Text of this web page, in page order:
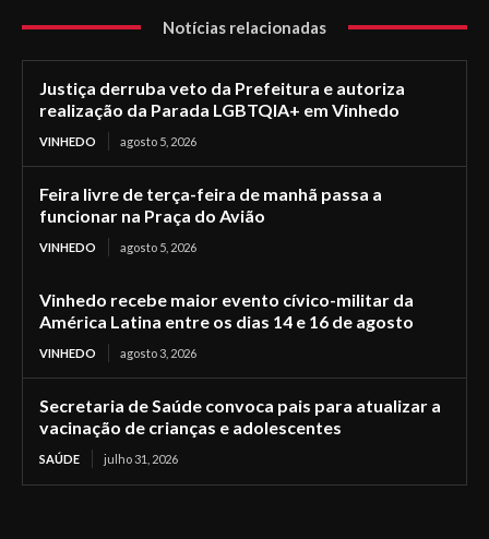
Notícias relacionadas
Justiça derruba veto da Prefeitura e autoriza
realização da Parada LGBTQIA+ em Vinhedo
VINHEDO agosto 5, 2026
Feira livre de terça-feira de manhã passa a
funcionar na Praça do Avião
VINHEDO agosto 5, 2026
Vinhedo recebe maior evento cívico-militar da
América Latina entre os dias 14 e 16 de agosto
VINHEDO agosto 3, 2026
Secretaria de Saúde convoca pais para atualizar a
vacinação de crianças e adolescentes
SAÚDE julho 31, 2026